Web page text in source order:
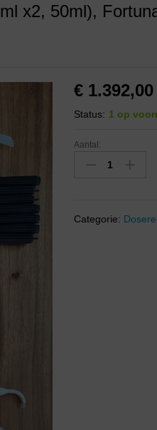
x2, 50ml),
€ 1.392,00
Status: 1 op
Aantal:
Categorie: